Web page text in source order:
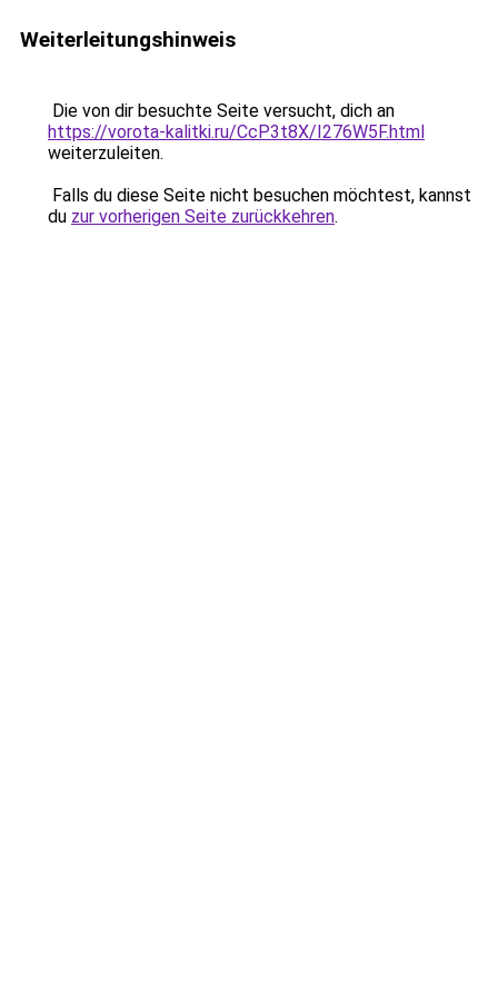
Weiterleitungshinweis
Die von dir besuchte Seite versucht, dich an
https://vorota-kalitki.ru/CcP3t8X/I276W5F.html
weiterzuleiten.
Falls du diese Seite nicht besuchen möchtest, kannst
du zur vorherigen Seite zurückkehren.